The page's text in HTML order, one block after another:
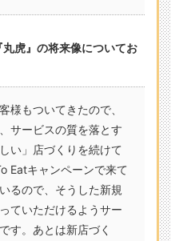
虎』の将来像についてお
様もついてきたので、
サービスの質を落とす
い」店づくりを続けて
Eatキャンペーンで来て
るので、そうした新規
ていただけるようサー
す。あとは新店づく